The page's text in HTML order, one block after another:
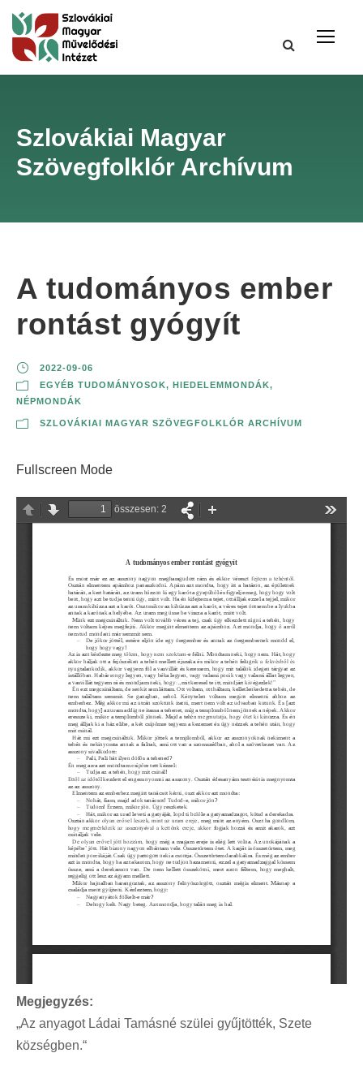
Szlovákiai Magyar
Szövegfolklór Archívum
A tudományos ember
rontást gyógyít
2022-09-06
EGYÉB TUDOMÁNYOSOK, HIEDELEMMONDÁK,
NÉPMONDÁK
SZLOVÁKIAI MAGYAR SZÖVEGFOLKLÓR ARCHÍVUM
Fullscreen Mode
Megjegyzés:
„Az anyagot Ládai Tamásné szülei gyűjtötték, Szete
községben.“